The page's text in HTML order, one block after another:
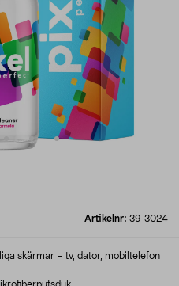
Artikelnr: 39-3024
skärmar – tv, dator, mobiltelefon